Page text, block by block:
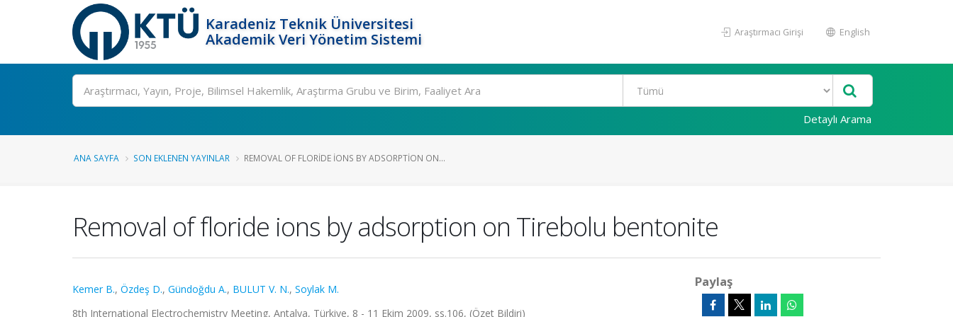
Karadeniz Teknik Üniversitesi
Akademik Veri Yönetim Sistemi
Araştırmacı Girişi English
Ara
Detaylı Arama
ANA SAYFA SON EKLENEN YAYINLAR REMOVAL OF FLORIDE IONS BY ADSORPTION ON...
Removal of floride ions by adsorption on Tirebolu bentonite
Kemer B., Özdeş D., Gündoğdu A., BULUT V. N., Soylak M.
8th International Electrochemistry Meeting, Antalya, Türkiye, 8 - 11 Ekim 2009, ss.106, (Özet Bildiri)
Paylaş